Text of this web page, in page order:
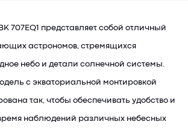
707EQ1 представляет собой отличный
астрономов, стремящихся
небо и детали солнечной системы.
с экваториальной монтировкой
так, чтобы обеспечивать удобство и
наблюдений различных небесных